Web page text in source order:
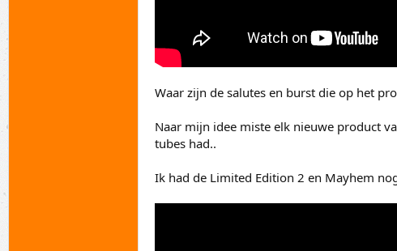
Waar zijn de salutes en burst die op het
Naar mijn idee miste elk nieuwe product
tubes had..
Ik had de Limited Edition 2 en Mayhem